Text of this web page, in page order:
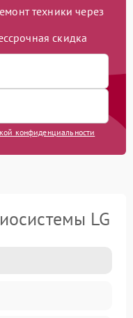
техники через
скидка
конфиденциальности
LG